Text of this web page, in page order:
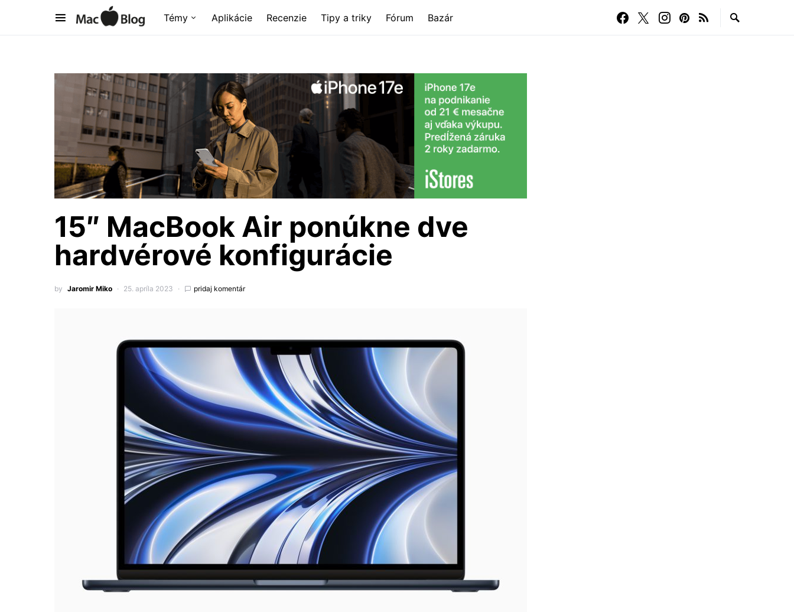
Témy Aplikácie Recenzie Tipy a triky Fórum Bazár
15″ MacBook Air ponúkne dve
hardvérové konfigurácie
by Jaromir Miko 25. apríla 2023 pridaj komentár